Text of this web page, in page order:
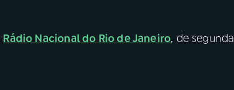
Rádio Nacional do Rio de Janeiro, de segunda